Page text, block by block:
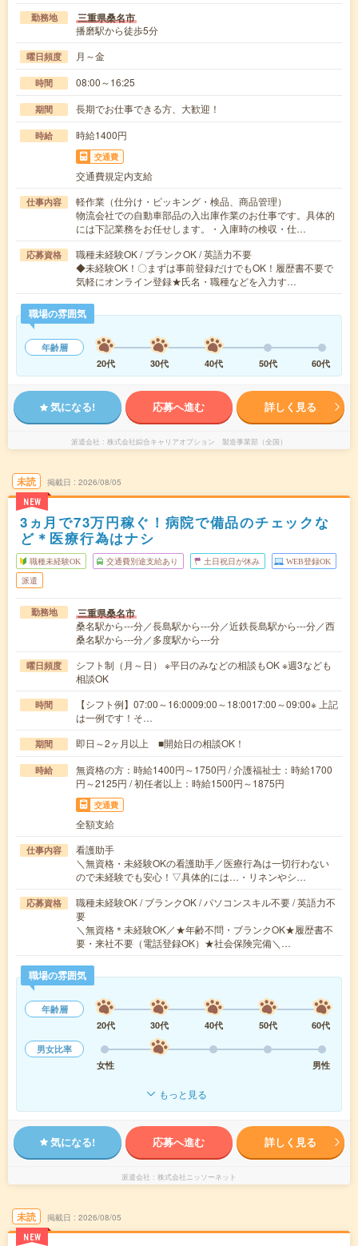
勤務地 三重県桑名市
播磨駅から徒歩5分
曜日頻度 月～金
時間 08:00～16:25
期間 長期でお仕事できる方、大歓迎！
時給 時給1400円
交通費
交通費規定内支給
仕事内容
軽作業（仕分け・ピッキング・検品、商品管理）
物流会社での自動車部品の入出庫作業のお仕事です。具体的
には下記業務をお任せします。・入庫時の検収・仕…
応募資格
職種未経験OK / ブランクOK / 英語力不要
◆未経験OK！〇まずは事前登録だけでもOK！履歴書不要で
気軽にオンライン登録★氏名・職種などを入力す…
職場の雰囲気
年齢層
20代
30代 40代 50代 60代
気になる! 応募へ進む 詳しく見る
派遣会社 株式会社綜合キャリアオプション 製造事業部（全国）
未読
NEW
掲載日 2026/08/05
3ヵ月で73万円稼ぐ！病院で備品のチェックな
ど＊医療行為はナシ
職種未経験OK 交通費別途支給あり 土日祝日が休み WEB登録OK
派遣
勤務地 三重県桑名市
桑名駅から---分／長島駅から---分／近鉄長島駅から---分／西
桑名駅から---分／多度駅から---分
曜日頻度
シフト制（月～日） ※平日のみなどの相談もOK ※週3なども
相談OK
時間
【シフト例】07:00～16:0009:00～18:0017:00～09:00※ 上記
は一例です！そ…
期間 即日～2ヶ月以上 ■開始日の相談OK！
時給
無資格の方：時給1400円～1750円 / 介護福祉士：時給1700
円～2125円 / 初任者以上：時給1500円～1875円
交通費
全額支給
仕事内容
看護助手
＼無資格・未経験OKの看護助手／医療行為は一切行わない
ので未経験でも安心！▽具体的には…・リネンやシ…
応募資格
職種未経験OK / ブランクOK / パソコンスキル不要 / 英語力不
要
＼無資格＊未経験OK／★年齢不問・ブランクOK★履歴書不
要・来社不要（電話登録OK）★社会保険完備＼…
職場の雰囲気
年齢層
20代
30代 40代 50代
60代
男女比率
女性
男性
もっと見る
気になる! 応募へ進む 詳しく見る
派遣会社 株式会社ニッソーネット
未読
NEW
掲載日 2026/08/05